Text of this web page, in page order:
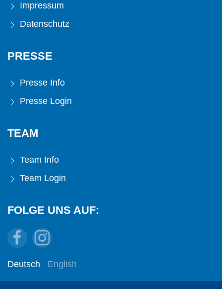
Impressum
Datenschutz
PRESSE
Presse Info
Presse Login
TEAM
Team Info
Team Login
FOLGE UNS AUF:
Deutsch English